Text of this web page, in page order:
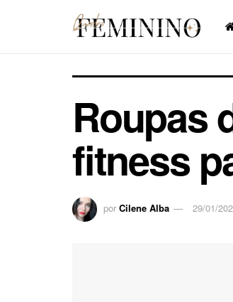
Roupas
fitness
por Cilene Alba 29/01/